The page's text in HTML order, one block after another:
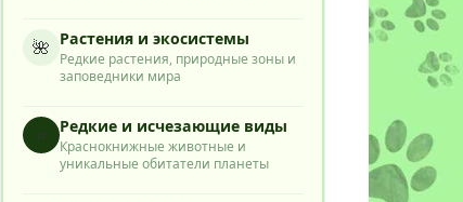
🌺 Растения и экосистемы
Редкие растения, природные зоны и
заповедники мира
⭐ Редкие и исчезающие виды
Краснокнижные животные и
уникальные обитатели планеты